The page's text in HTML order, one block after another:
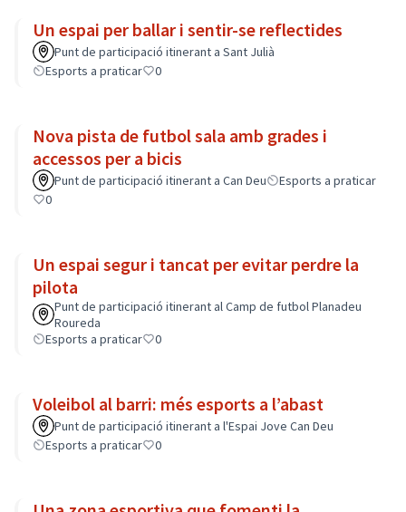
Un espai per ballar i sentir-se reflectides
Punt de participació itinerant a Sant Julià
Esports a praticar
0
Nova pista de futbol sala amb grades i
accessos per a bicis
Punt de participació itinerant a Can Deu
Esports a praticar
0
Un espai segur i tancat per evitar perdre la
pilota
Punt de participació itinerant al Camp de futbol Planadeu
Roureda
Esports a praticar
0
Voleibol al barri: més esports a l’abast
Punt de participació itinerant a l'Espai Jove Can Deu
Esports a praticar
0